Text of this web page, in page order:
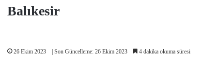
Balıkesir
26 Ekim 2023 | Son Güncelleme: 26 Ekim 2023 4 dakika okuma süresi